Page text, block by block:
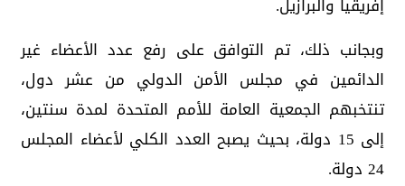
إفريقيا والبرازيل.
وبجانب ذلك، تم التوافق على رفع عدد الأعضاء غير
الدائمين في مجلس الأمن الدولي من عشر دول،
تنتخبهم الجمعية العامة للأمم المتحدة لمدة سنتين،
إلى 15 دولة، بحيث يصبح العدد الكلي لأعضاء المجلس
24 دولة.